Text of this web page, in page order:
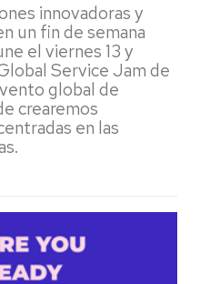
innovadoras y
un fin de semana
el viernes 13 y
Service Jam de
global de
crearemos
en las